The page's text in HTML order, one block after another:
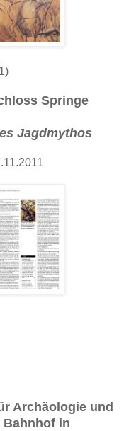
Springe
Jagdmythos
Archäologie und
in